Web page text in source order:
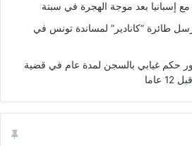
إسبانيا بعد موجة الهجرة في سبتة
ترسل طائرة “كانادير” لمساندة تونس في
حكم غيابي بالسجن لمدة عام في قضية